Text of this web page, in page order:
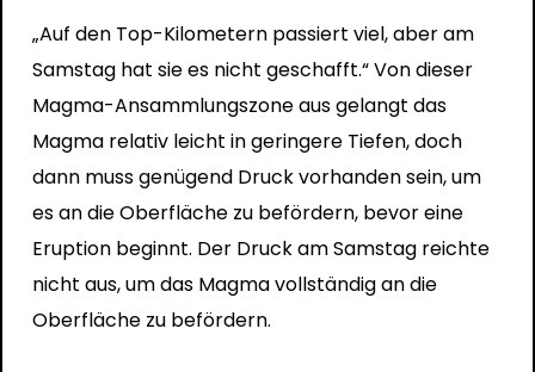
„Auf den Top-Kilometern passiert viel, aber am
Samstag hat sie es nicht geschafft.“ Von dieser
Magma-Ansammlungszone aus gelangt das
Magma relativ leicht in geringere Tiefen, doch
dann muss genügend Druck vorhanden sein, um
es an die Oberfläche zu befördern, bevor eine
Eruption beginnt. Der Druck am Samstag reichte
nicht aus, um das Magma vollständig an die
Oberfläche zu befördern.